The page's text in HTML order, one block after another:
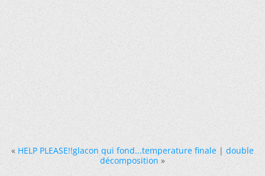
« HELP PLEASE!!glacon qui fond...temperature finale|double
décomposition »